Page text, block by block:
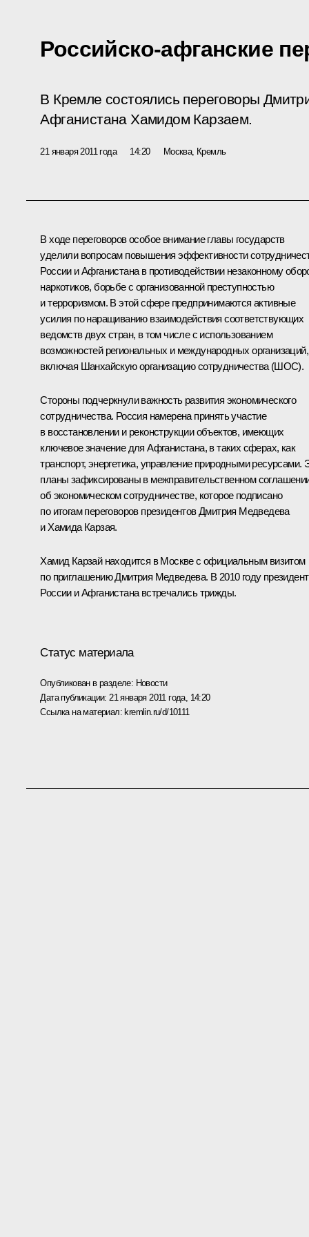
Российско-афганские
В Кремле состоялись переговоры
Афганистана Хамидом Карзаем.
21 января 2011 года 14:20 Москва, Кремль
В ходе переговоров особое внимание главы государств
уделили вопросам повышения эффективности
России и Афганистана в противодействии незаконному
наркотиков, борьбе с организованной преступностью
и терроризмом. В этой сфере предпринимаются активные
усилия по наращиванию взаимодействия соответствующих
ведомств двух стран, в том числе с использованием
возможностей региональных и международных организаций,
включая Шанхайскую организацию сотрудничества (ШОС).
Стороны подчеркнули важность развития экономического
сотрудничества. Россия намерена принять участие
в восстановлении и реконструкции объектов, имеющих
ключевое значение для Афганистана, в таких сферах, как
транспорт, энергетика, управление природными ресурсами.
планы зафиксированы в межправительственном
об экономическом сотрудничестве, которое подписано
по итогам переговоров президентов Дмитрия Медведева
и Хамида Карзая.
Хамид Карзай находится в Москве с официальным визитом
по приглашению Дмитрия Медведева. В 2010 году
России и Афганистана встречались трижды.
Статус материала
Опубликован в разделе: Новости
Дата публикации: 21 января 2011 года, 14:20
Ссылка на материал: kremlin.ru/d/10111